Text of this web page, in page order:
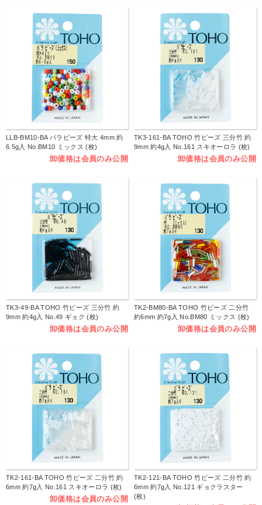
LLB-BM10-BA バラビーズ 特大 4mm 約
6.5g入 No.BM10 ミックス (枚)
卸価格は会員のみ公開
TK3-161-BA TOHO 竹ビーズ 三分竹 約
9mm 約4g入 No.161 スキオーロラ (枚)
卸価格は会員のみ公開
TK3-49-BA TOHO 竹ビーズ 三分竹 約
9mm 約4g入 No.49 ギョク (枚)
卸価格は会員のみ公開
TK2-BM80-BA TOHO 竹ビーズ 二分竹
約6mm 約7g入 No.BM80 ミックス (枚)
卸価格は会員のみ公開
TK2-161-BA TOHO 竹ビーズ 二分竹 約
6mm 約7g入 No.161 スキオーロラ (枚)
卸価格は会員のみ公開
TK2-121-BA TOHO 竹ビーズ 二分竹 約
6mm 約7g入 No.121 ギョクラスター
(枚)